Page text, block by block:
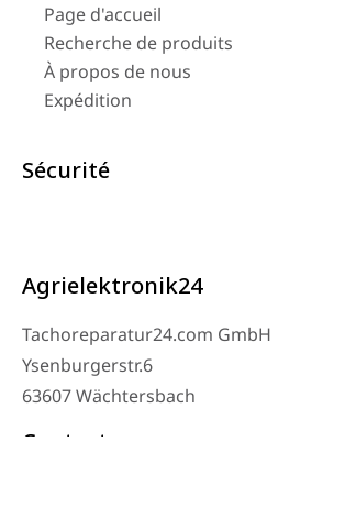
Page d'accueil
Recherche de produits
À propos de nous
Expédition
Sécurité
Agrielektronik24
Tachoreparatur24.com GmbH
Ysenburgerstr.6
63607 Wächtersbach
Contact